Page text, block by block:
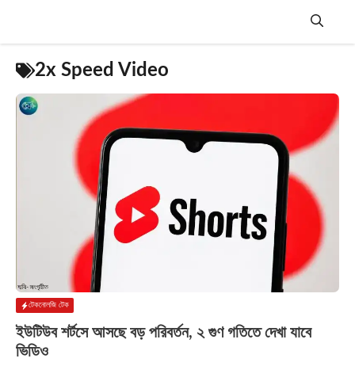
Menu
2x Speed Video
টেকনোলজি টেক
ইউটিউব শর্টসে আসছে বড় পরিবর্তন, ২ গুণ গতিতে দেখা যাবে
ভিডিও